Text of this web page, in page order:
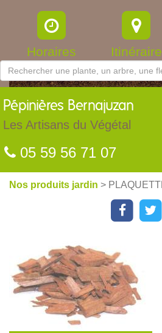
Horaires Itinéraire
Pépinières Bernajuzan
Les Artisans du Végétal
05 59 56 71 07
Nos produits jardin >